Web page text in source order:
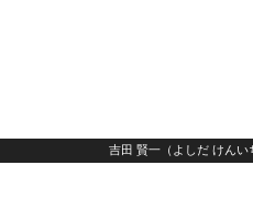
吉田 賢一（よしだ けん